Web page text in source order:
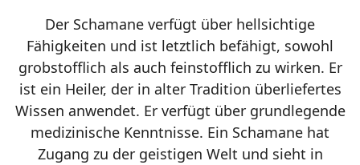
Der Schamane verfügt über hellsichtige
Fähigkeiten und ist letztlich befähigt, sowohl
grobstofflich als auch feinstofflich zu wirken. Er
ist ein Heiler, der in alter Tradition überliefertes
Wissen anwendet. Er verfügt über grundlegende
medizinische Kenntnisse. Ein Schamane hat
Zugang zu der geistigen Welt und sieht in